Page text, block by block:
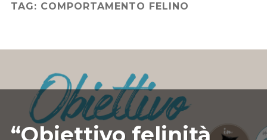
CONSIGLI
LIBRO FENG SHUI FELINO
TAG: COMPORTAMENTO FELINO
07/27/2026
ILARIAMARIANICRF